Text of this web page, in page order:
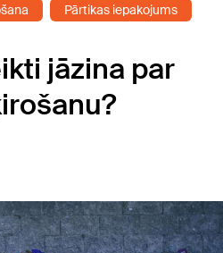
Pārtikas iepakojums
jāzina par